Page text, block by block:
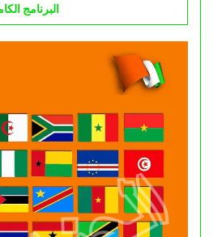
البرنامج